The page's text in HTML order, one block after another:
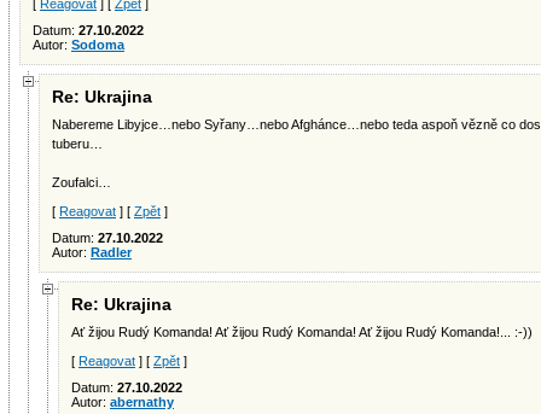
Reagovat Zpět
Datum: 27.10.2022
Autor: Sodoma
Re: Ukrajina
Nabereme Libyjce…nebo Syřany…nebo Afghánce…nebo teda aspoň vězně co
tuberu…
Zoufalci…
[ Reagovat ] [ Zpět ]
Datum: 27.10.2022
Autor: Radler
Re: Ukrajina
Ať žijou Rudý Komanda! Ať žijou Rudý Komanda! Ať žijou Rudý Komanda!... :-))
[ Reagovat ] [ Zpět ]
Datum: 27.10.2022
Autor: abernathy